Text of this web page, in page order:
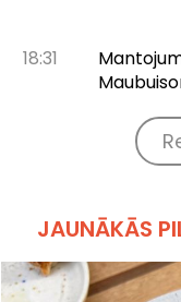
18:31
JAUNĀKĀS